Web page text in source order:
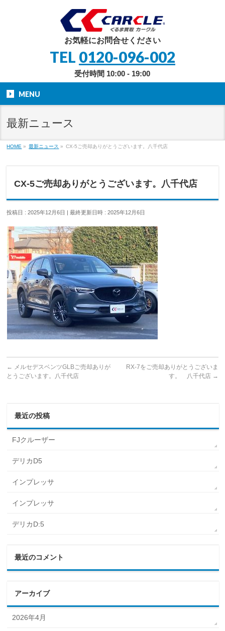
お気軽にお問合せください
TEL 0120-096-002
受付時間 10:00 - 19:00
MENU
最新ニュース
HOME » 最新ニュース » CX-5ご売却ありがとうございます。八千代店
CX-5ご売却ありがとうございます。八千代店
投稿日 : 2025年12月6日 最終更新日時 : 2025年12月6日
← メルセデスベンツGLBご売却ありが
とうございます。八千代店
RX-7をご売却ありがとうございま
す。 八千代店 →
最近の投稿
FJクルーザー
デリカD5
インプレッサ
インプレッサ
デリカD:5
最近のコメント
アーカイブ
2026年4月